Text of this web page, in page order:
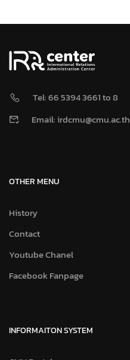
Tel: 66 5394 3661 to 8
Email: irdcmu@cmu.ac.th
OTHER MENU
History
Contact
Youtube Chanel
Facebook Fanpage
INFORMAITON SYSTEM